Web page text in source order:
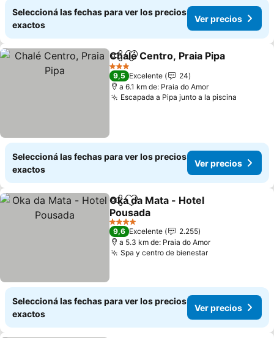
Seleccioná las fechas para ver los precios
exactos
Ver precios
CompartirAñadir a favoritos
Chalé Centro, Praia Pipa
3 Estrellas
9,5 Excelente
24
a 6.1 km de: Praia do Amor
Escapada a Pipa junto a la piscina
Seleccioná las fechas para ver los precios
exactos
Ver precios
CompartirAñadir a favoritos
Oka da Mata - Hotel
Pousada
Ver precios
4 Estrellas
9,6 Excelente
2.255
a 5.3 km de: Praia do Amor
Spa y centro de bienestarVer precios
Seleccioná las fechas para ver los precios
exactos
Ver precios